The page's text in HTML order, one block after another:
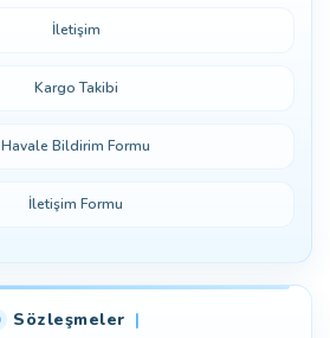
İletişim
Kargo Takibi
Havale Bildirim Formu
İletişim Formu
Sözleşmeler